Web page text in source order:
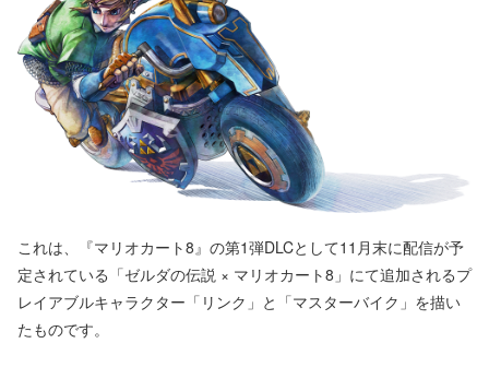
これは、『マリオカート8』の第1弾DLCとして11月末に配信が予
定されている「ゼルダの伝説 × マリオカート8」にて追加されるプ
レイアブルキャラクター「リンク」と「マスターバイク」を描い
たものです。